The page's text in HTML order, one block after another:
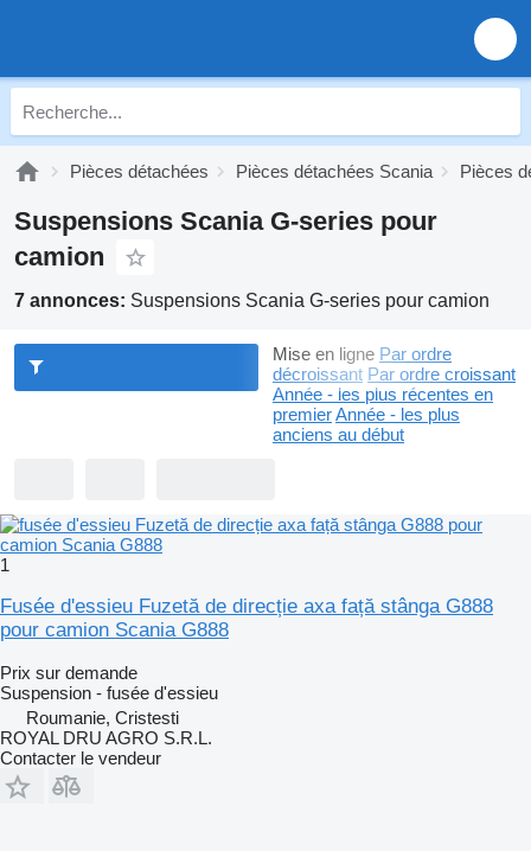
Pièces détachées Pièces détachées Scania Pièces
Suspensions Scania G-series pour
camion
7 annonces: Suspensions Scania G-series pour camion
Mise en ligne Par ordre
décroissant Par ordre croissant
Année - les plus récentes en
premierAnnée - les plus
anciens au début
1
Fusée d'essieu Fuzetă de direcție axa față stânga G888
pour camion Scania G888
Prix sur demande
Suspension - fusée d'essieu
Roumanie, Cristesti
ROYAL DRU AGRO S.R.L.
Contacter le vendeur